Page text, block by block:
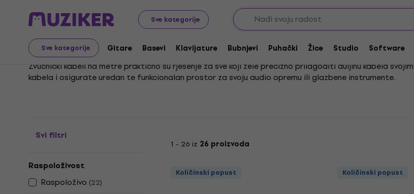
Sve kategorije
Sve kategorije Gitare Basevi Klavijature Bubnjevi Puhački Žice Studio Software
Glazbeni instrumenti Kablovi, konektori i adapteri
Kablovi za zvučnike, metražni
Zvučnički kabeli na metre praktično su rješenje za sve koji žele precizno prilagoditi duljinu kabela
kabela i osigurate uredan te funkcionalan prostor za svoju audio opremu ili glazbene instrumente.
Svi filtri
Raspoloživost
Raspoloživo (22)
1 - 26 iz 26 proizvoda
Količinski popust Količinski popust